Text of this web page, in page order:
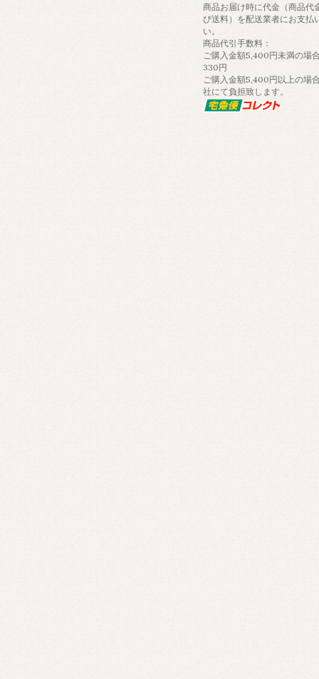
商品お届け時に代金（商品代
び送料）を配送業者にお支払
い。
商品代引手数料：
ご購入金額5,400円未満の場
330円
ご購入金額5,400円以上の場
社にて負担致します。